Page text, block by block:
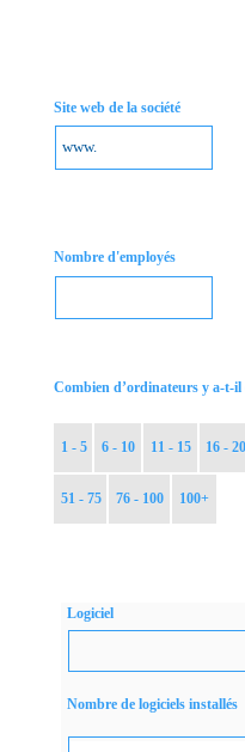
Site web de la société
Nombre d'employés
Combien d’ordinateurs y a-t-il
1 - 5 6 - 10 11 - 15 16 - 20
51 - 75 76 - 100 100+
Logiciel
Nombre de logiciels installés